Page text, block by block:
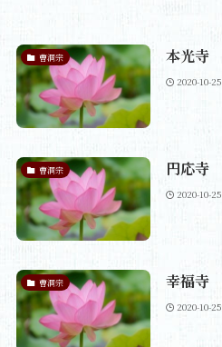
曹洞宗 本光寺
2020-10-25
曹洞宗 円応寺
2020-10-25
曹洞宗 幸福寺
2020-10-25